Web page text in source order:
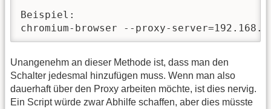
Beispiel:
chromium-browser --proxy-
Unangenehm an dieser Methode ist, dass man den
Schalter jedesmal hinzufügen muss. Wenn man also
dauerhaft über den Proxy arbeiten möchte, ist dies nervig.
Ein Script würde zwar Abhilfe schaffen, aber dies müsste